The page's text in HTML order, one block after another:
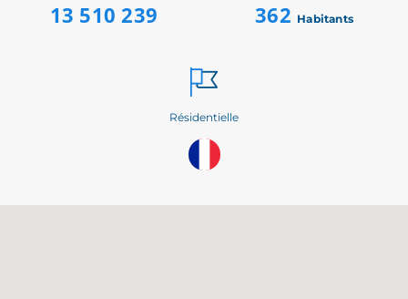
13 510 239 362 Habitants
Résidentielle